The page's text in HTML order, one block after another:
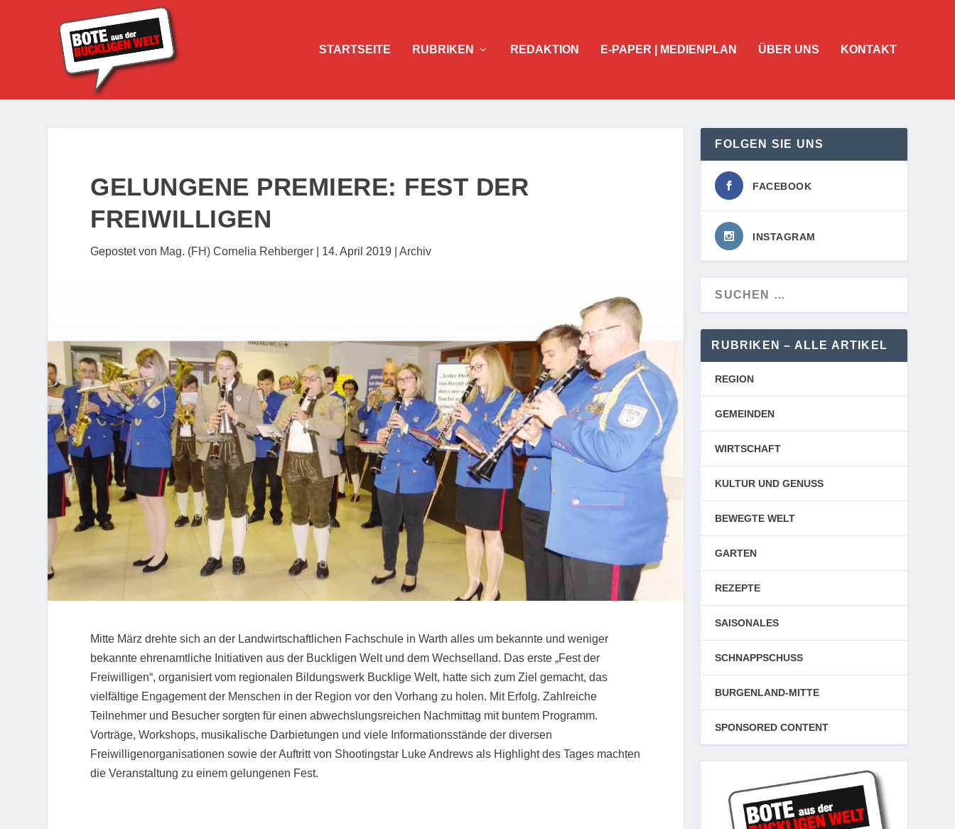
STARTSEITE RUBRIKEN REDAKTION E-PAPER | MEDIENPLAN ÜBER UNS KONTAKT
GELUNGENE PREMIERE: FEST DER
FREIWILLIGEN
Gepostet von Mag. (FH) Cornelia Rehberger 14. April 2019 |Archiv
Mitte März drehte sich an der Landwirtschaftlichen Fachschule in Warth alles um bekannte und weniger
bekannte ehrenamtliche Initiativen aus der Buckligen Welt und dem Wechselland. Das erste „Fest der
Freiwilligen“, organisiert vom regionalen Bildungswerk Bucklige Welt, hatte sich zum Ziel gemacht, das
vielfältige Engagement der Menschen in der Region vor den Vorhang zu holen. Mit Erfolg. Zahlreiche
Teilnehmer und Besucher sorgten für einen abwechslungsreichen Nachmittag mit buntem Programm.
Vorträge, Workshops, musikalische Darbietungen und viele Informationsstände der diversen
Freiwilligenorganisationen sowie der Auftritt von Shootingstar Luke Andrews als Highlight des Tages machten
die Veranstaltung zu einem gelungenen Fest.
FOLGEN SIE UNS
FACEBOOK
INSTAGRAM
RUBRIKEN – ALLE ARTIKEL
REGION
GEMEINDEN
WIRTSCHAFT
KULTUR UND GENUSS
BEWEGTE WELT
GARTEN
REZEPTE
SAISONALES
SCHNAPPSCHUSS
BURGENLAND-MITTE
SPONSORED CONTENT